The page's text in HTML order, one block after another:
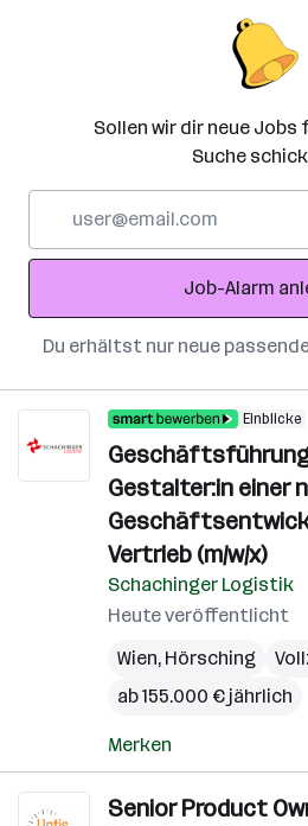
Sollen wir dir neue Jobs
Suche
Adresse
Job-Alarm
Du erhältst nur neue
Einblicke
Gestalter:in einer
Vertrieb (m/w/x)
Schachinger Logistik
Heute veröffentlicht
Wien, Hörsching
ab 155.000 € jährlich
Merken
Senior Product